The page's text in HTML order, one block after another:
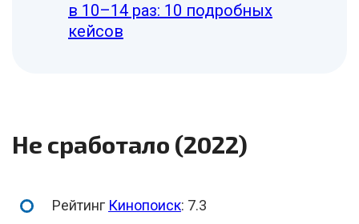
в 10–14 раз: 10 подробных
кейсов
Не сработало (2022)
Рейтинг Кинопоиск: 7.3